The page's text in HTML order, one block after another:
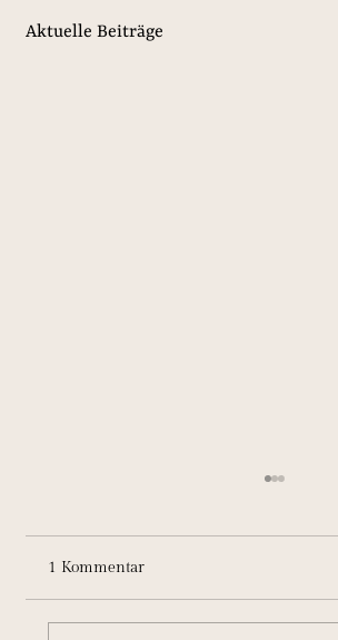
Aktuelle Beiträge
1 Kommentar